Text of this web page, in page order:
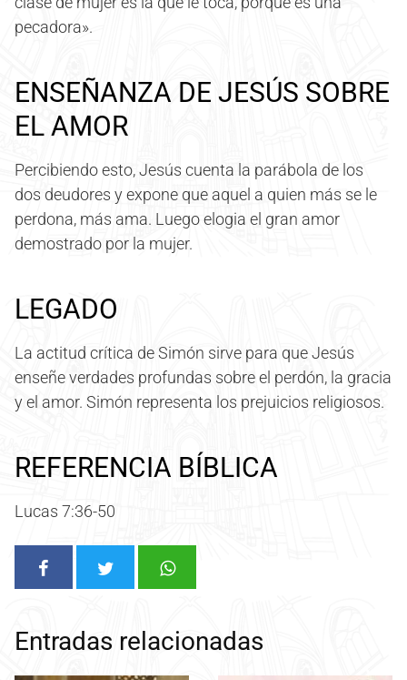
pecadora».
ENSEÑANZA DE JESÚS SOBRE
EL AMOR
Percibiendo esto, Jesús cuenta la parábola de los
dos deudores y expone que aquel a quien más se le
perdona, más ama. Luego elogia el gran amor
demostrado por la mujer.
LEGADO
La actitud crítica de Simón sirve para que Jesús
enseñe verdades profundas sobre el perdón, la gracia
y el amor. Simón representa los prejuicios religiosos.
REFERENCIA BÍBLICA
Lucas 7:36-50
Entradas relacionadas